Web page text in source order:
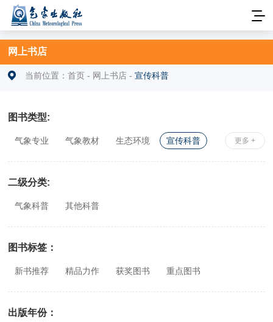
网上书店
当前位置：首页 - 网上书店 -宣传科普
图书类型:
更多 +
气象专业 气象教材 生态环境
宣传科普
二级分类:
气象科普 其他科普
图书标签：
新书推荐 精品力作 获奖图书 重点图书
出版年份：